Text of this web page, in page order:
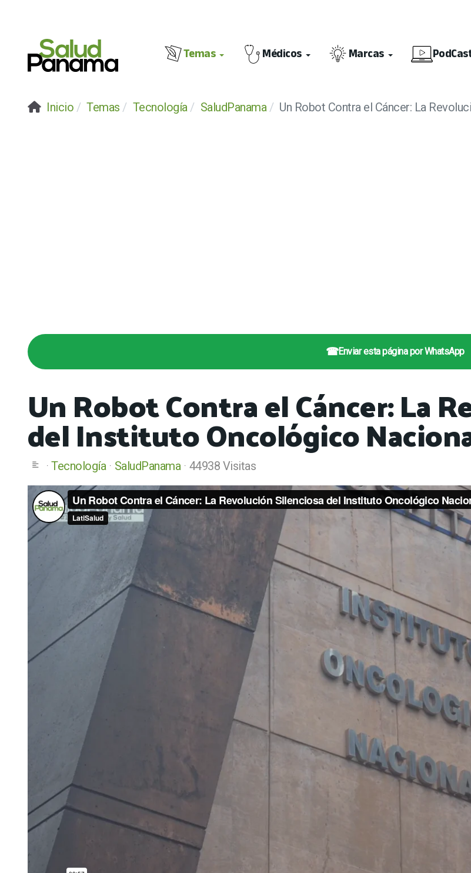
Temas Médicos Marcas
Inicio Temas Tecnología SaludPanama Un Robot Contra el Cáncer: La
☎Enviar esta página por WhatsApp
Un Robot Contra el Cáncer: La
del Instituto Oncológico
Tecnología SaludPanama 44938 Visitas